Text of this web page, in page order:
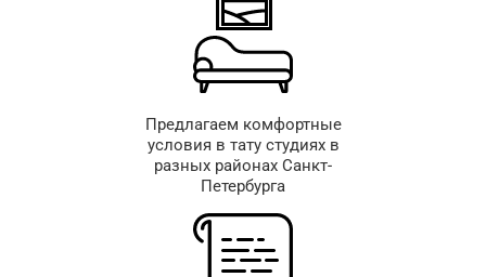
Предлагаем комфортные
условия в тату студиях в
разных районах Санкт-
Петербурга